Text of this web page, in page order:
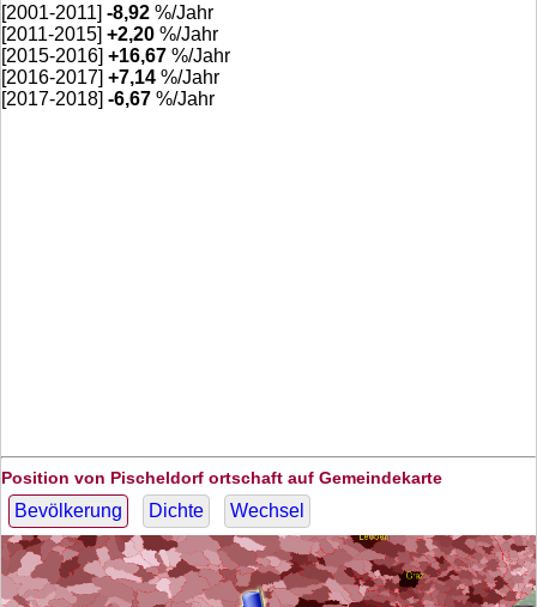
[2001-2011] -8,92 %/Jahr
[2011-2015] +2,20 %/Jahr
[2015-2016] +16,67 %/Jahr
[2016-2017] +7,14 %/Jahr
[2017-2018] -6,67 %/Jahr
Position von Pischeldorf ortschaft auf Gemeindekarte
Bevölkerung Dichte Wechsel